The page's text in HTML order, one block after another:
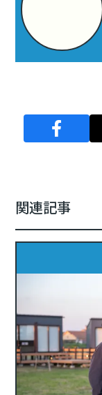
関連記事